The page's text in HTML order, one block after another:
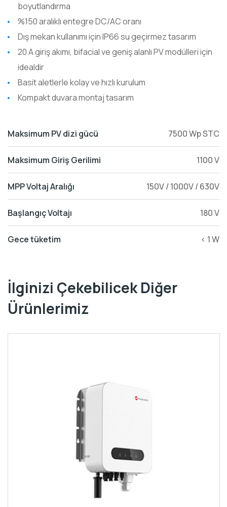
boyutlandırma
%150 aralıklı entegre DC/AC oranı
Dış mekan kullanımı için IP66 su geçirmez tasarım
20 A giriş akımı, bifacial ve geniş alanlı PV modülleri için
idealdir
Basit aletlerle kolay ve hızlı kurulum
Kompakt duvara montaj tasarım
Maksimum PV dizi gücü 7500 Wp STC
Maksimum Giriş Gerilimi 1100 V
MPP Voltaj Aralığı 150V / 1000V / 630V
Başlangıç Voltajı 180 V
Gece tüketim < 1 W
İlginizi Çekebilicek Diğer
Ürünlerimiz